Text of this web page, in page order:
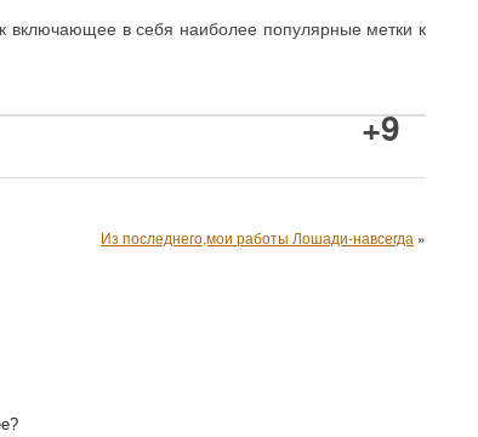
включающее в себя наиболее популярные метки к
+9
Из последнего,мои работы Лошади-навсегда »